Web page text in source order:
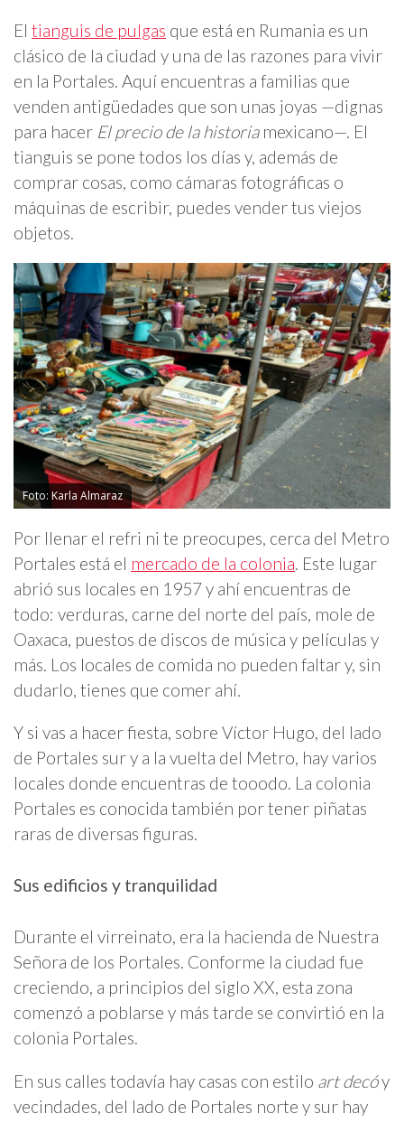
El tianguis de pulgas que está en Rumania es un
clásico de la ciudad y una de las razones para vivir
en la Portales. Aquí encuentras a familias que
venden antigüedades que son unas joyas —dignas
para hacer El precio de la historiamexicano—. El
tianguis se pone todos los días y, además de
comprar cosas, como cámaras fotográficas o
máquinas de escribir, puedes vender tus viejos
objetos.
Foto: Karla Almaraz
Por llenar el refri ni te preocupes, cerca del Metro
Portales está el mercado de la colonia. Este lugar
abrió sus locales en 1957 y ahí encuentras de
todo: verduras, carne del norte del país, mole de
Oaxaca, puestos de discos de música y películas y
más. Los locales de comida no pueden faltar y, sin
dudarlo, tienes que comer ahí.
Y si vas a hacer fiesta, sobre Víctor Hugo, del lado
de Portales sur y a la vuelta del Metro, hay varios
locales donde encuentras de tooodo. La colonia
Portales es conocida también por tener piñatas
raras de diversas figuras.
Sus edificios y tranquilidad
Durante el virreinato, era la hacienda de Nuestra
Señora de los Portales. Conforme la ciudad fue
creciendo, a principios del siglo XX, esta zona
comenzó a poblarse y más tarde se convirtió en la
colonia Portales.
En sus calles todavía hay casas con estilo art decóy
vecindades, del lado de Portales norte y sur hay